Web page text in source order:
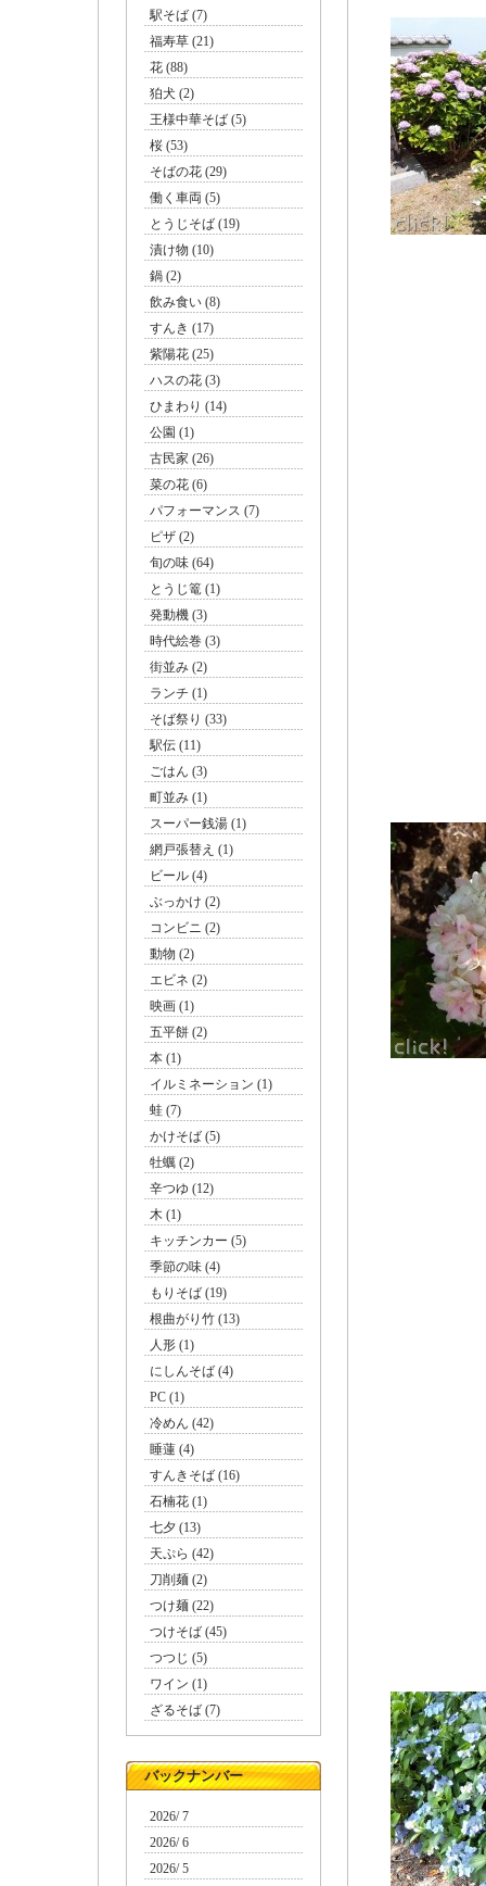
駅そば (7)
福寿草 (21)
花 (88)
狛犬 (2)
王様中華そば (5)
桜 (53)
そばの花 (29)
働く車両 (5)
とうじそば (19)
漬け物 (10)
鍋 (2)
飲み食い (8)
すんき (17)
紫陽花 (25)
ハスの花 (3)
ひまわり (14)
公園 (1)
古民家 (26)
菜の花 (6)
パフォーマンス (7)
ピザ (2)
旬の味 (64)
とうじ篭 (1)
発動機 (3)
時代絵巻 (3)
街並み (2)
ランチ (1)
そば祭り (33)
駅伝 (11)
ごはん (3)
町並み (1)
スーパー銭湯 (1)
網戸張替え (1)
ビール (4)
ぶっかけ (2)
コンビニ (2)
動物 (2)
エビネ (2)
映画 (1)
五平餅 (2)
本 (1)
イルミネーション (1)
蛙 (7)
かけそば (5)
牡蠣 (2)
辛つゆ (12)
木 (1)
キッチンカー (5)
季節の味 (4)
もりそば (19)
根曲がり竹 (13)
人形 (1)
にしんそば (4)
PC (1)
冷めん (42)
睡蓮 (4)
すんきそば (16)
石楠花 (1)
七夕 (13)
天ぷら (42)
刀削麺 (2)
つけ麺 (22)
つけそば (45)
つつじ (5)
ワイン (1)
ざるそば (7)
バックナンバー
2026/ 7
2026/ 6
2026/ 5